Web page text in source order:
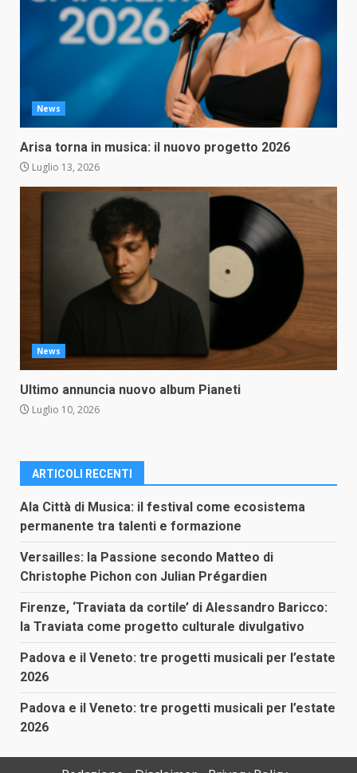
News
Arisa torna in musica: il nuovo progetto 2026
Luglio 13, 2026
News
Ultimo annuncia nuovo album Pianeti
Luglio 10, 2026
ARTICOLI RECENTI
Ala Città di Musica: il festival come ecosistema
permanente tra talenti e formazione
Versailles: la Passione secondo Matteo di
Christophe Pichon con Julian Prégardien
Firenze, ‘Traviata da cortile’ di Alessandro Baricco:
la Traviata come progetto culturale divulgativo
Padova e il Veneto: tre progetti musicali per l’estate
2026
Padova e il Veneto: tre progetti musicali per l’estate
2026